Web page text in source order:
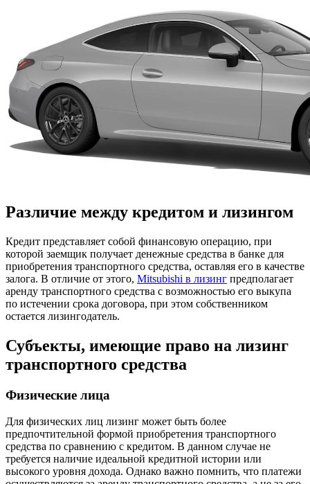
Различие между кредитом и лизингом
Кредит представляет собой финансовую операцию, при
которой заемщик получает денежные средства в банке для
приобретения транспортного средства, оставляя его в качестве
залога. В отличие от этого, Mitsubishi в лизинг предполагает
аренду транспортного средства с возможностью его выкупа
по истечении срока договора, при этом собственником
остается лизингодатель.
Субъекты, имеющие право на лизинг
транспортного средства
Физические лица
Для физических лиц лизинг может быть более
предпочтительной формой приобретения транспортного
средства по сравнению с кредитом. В данном случае не
требуется наличие идеальной кредитной истории или
высокого уровня дохода. Однако важно помнить, что платежи